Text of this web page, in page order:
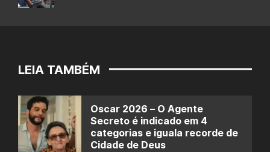
LEIA TAMBÉM
Oscar 2026 – O Agente
Secreto é indicado em 4
categorias e iguala recorde de
Cidade de Deus